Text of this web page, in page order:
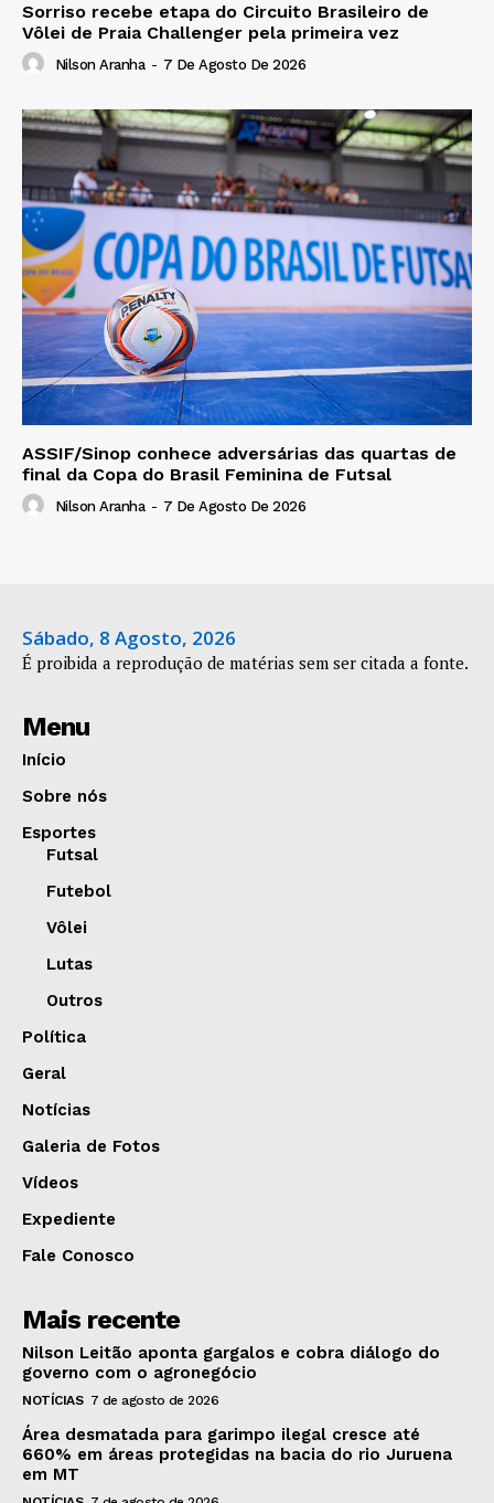
Sorriso recebe etapa do Circuito Brasileiro de
Vôlei de Praia Challenger pela primeira vez
Nilson Aranha - 7 De Agosto De 2026
ASSIF/Sinop conhece adversárias das quartas de
final da Copa do Brasil Feminina de Futsal
Nilson Aranha - 7 De Agosto De 2026
Sábado, 8 Agosto, 2026
É proibida a reprodução de matérias sem ser citada a fonte.
Menu
Início
Sobre nós
Esportes
Futsal
Futebol
Vôlei
Lutas
Outros
Política
Geral
Notícias
Galeria de Fotos
Vídeos
Expediente
Fale Conosco
Mais recente
Nilson Leitão aponta gargalos e cobra diálogo do
governo com o agronegócio
NOTÍCIAS 7 de agosto de 2026
Área desmatada para garimpo ilegal cresce até
660% em áreas protegidas na bacia do rio Juruena
em MT